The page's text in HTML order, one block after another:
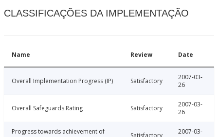
CLASSIFICAÇÕES DA IMPLEMENTAÇÃO
Name Review Date
Overall Implementation Progress (IP) Satisfactory
2007-03-
26
Overall Safeguards Rating Satisfactory
2007-03-
26
Progress towards achievement of
2007-03-